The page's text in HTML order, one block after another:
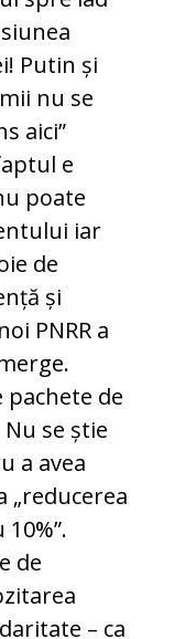
Putin și
nu se
aici”
e
poate
iar
de
și
PNRR a
pachete de
se știe
a avea
„reducerea
de
– ca